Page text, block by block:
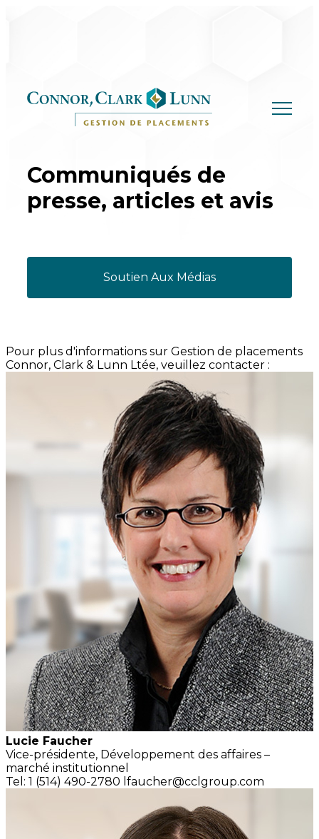
Communiqués de
presse, articles et avis
Soutien Aux Médias
Pour plus d'informations sur Gestion de placements
Connor, Clark & Lunn Ltée, veuillez contacter :
Lucie Faucher
Vice-présidente, Développement des affaires –
marché institutionnel
Tel: 1 (514) 490-2780 lfaucher@cclgroup.com